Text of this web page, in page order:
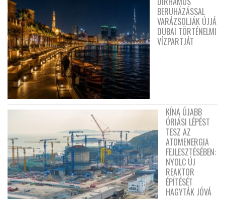
BERUHÁZÁSSAL
VARÁZSOLJÁK ÚJJÁ
DUBAI TÖRTÉNELMI
VÍZPARTJÁT
KÍNA ÚJABB
ÓRIÁSI LÉPÉST
TESZ AZ
ATOMENERGIA
FEJLESZTÉSÉBEN:
NYOLC ÚJ
REAKTOR
ÉPÍTÉSÉT
HAGYTÁK JÓVÁ